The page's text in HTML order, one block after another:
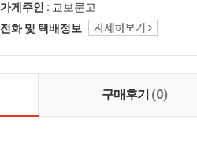
가게주인 : 교보문고
전화 및 택배정보
구매후기 (0)